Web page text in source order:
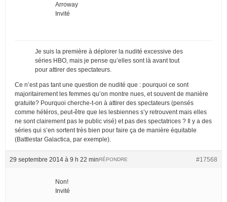
Arroway
Invité
Je suis la première à déplorer la nudité excessive des
séries HBO, mais je pense qu’elles sont là avant tout
pour attirer des spectateurs.
Ce n’est pas tant une question de nudité que : pourquoi ce sont
majoritairement les femmes qu’on montre nues, et souvent de manière
gratuite? Pourquoi cherche-t-on à attirer des spectateurs (pensés
comme hétéros, peut-être que les lesbiennes s’y retrouvent mais elles
ne sont clairement pas le public visé) et pas des spectatrices ? Il y a des
séries qui s’en sortent très bien pour faire ça de manière équitable
(Battlestar Galactica, par exemple).
29 septembre 2014 à 9 h 22 min #17568
RÉPONDRE
Non!
Invité